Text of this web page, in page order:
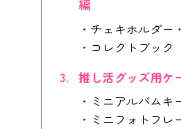
編
チェキホルダー
コレクトブック
推し活グッズ用ケ
ミニアルバムキ
ミニフォトフレ